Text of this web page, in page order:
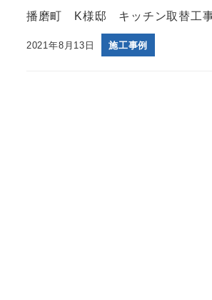
播磨町 K様邸 キッチン取替工
2021年8月13日 施工事例